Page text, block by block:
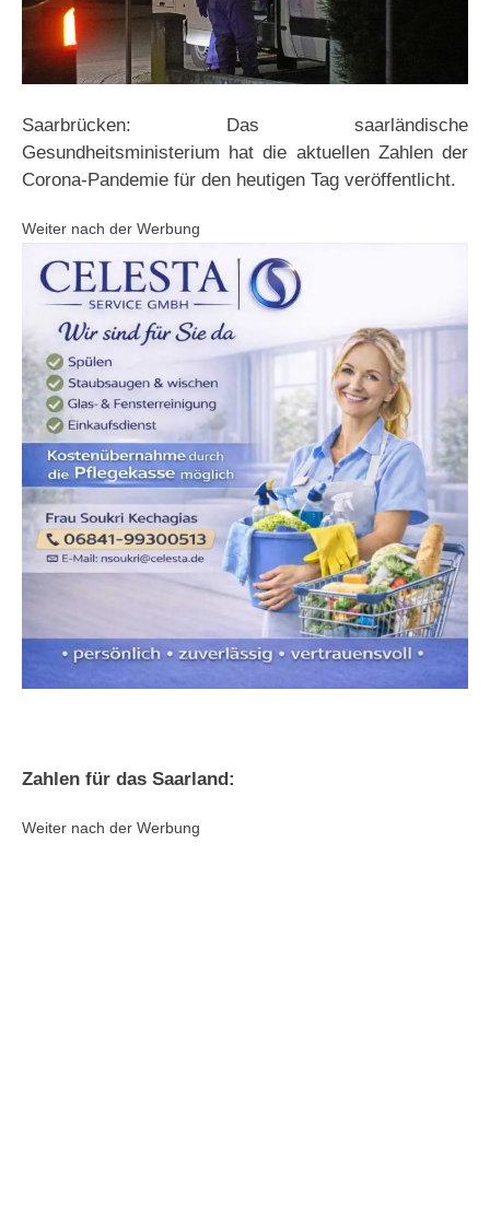
Saarbrücken: Das saarländische
Gesundheitsministerium hat die aktuellen Zahlen der
Corona-Pandemie für den heutigen Tag veröffentlicht.
Weiter nach der Werbung
Zahlen für das Saarland:
Weiter nach der Werbung